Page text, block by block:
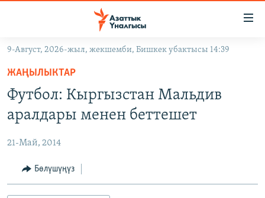
Навигацияга
өтүңүз
Издөөгө
салыңыз
КЫРГЫЗСТАН
ЭКОНОМИКА
МАДАНИЯТ
ДҮЙНӨ
БОРБОР АЗИЯ
УКРАИНА
АТАЙЫН ИЛИКТӨӨ
ТВ ПРОГРАММАЛАР
9-Август, 2026-жыл, жекшемби, Бишкек убактысы 14:39
ЖАҢЫЛЫКТАР
Футбол: Кыргызстан Мальдив
аралдары менен беттешет
21-Май, 2014
Бөлүшүңүз